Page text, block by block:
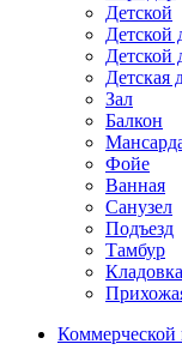
Детской
Детской
Детской
Детская
Зал
Балкон
Фойе
Ванная
Санузел
Подъезд
Тамбур
Кладовка